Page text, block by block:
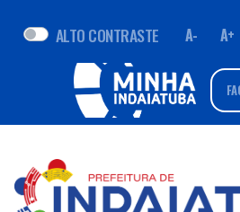
ALTO CONTRASTE A- A+